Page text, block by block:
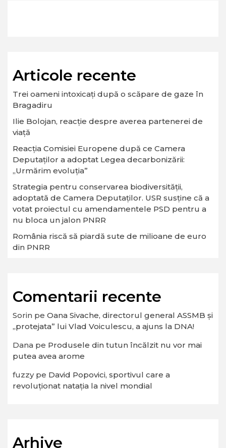
Articole recente
Trei oameni intoxicați după o scăpare de gaze în
Bragadiru
Ilie Bolojan, reacție despre averea partenerei de
viață
Reacția Comisiei Europene după ce Camera
Deputaților a adoptat Legea decarbonizării:
„Urmărim evoluția”
Strategia pentru conservarea biodiversităţii,
adoptată de Camera Deputaţilor. USR susține că a
votat proiectul cu amendamentele PSD pentru a
nu bloca un jalon PNRR
România riscă să piardă sute de milioane de euro
din PNRR
Comentarii recente
Sorin pe Oana Sivache, directorul general ASSMB și
„protejata” lui Vlad Voiculescu, a ajuns la DNA!
Dana pe Produsele din tutun încălzit nu vor mai
putea avea arome
fuzzype David Popovici, sportivul care a
revoluționat natația la nivel mondial
Arhive